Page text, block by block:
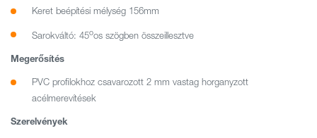
Keret beépítési mélység 156mm
Sarokváltó: 45oos szögben összeillesztve
Megerősítés
PVC profilokhoz csavarozott 2 mm vastag horganyzott
acélmerevítések
Szerelvények